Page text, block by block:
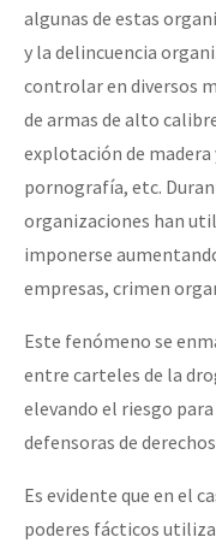
algunas de estas
y la delincuencia
controlar en diversos
de armas de alto
explotación de
pornografía, etc.
organizaciones han
imponerse
empresas, crimen
Este fenómeno se
entre carteles de la
elevando el riesgo
defensoras de
Es evidente que en el
poderes fácticos